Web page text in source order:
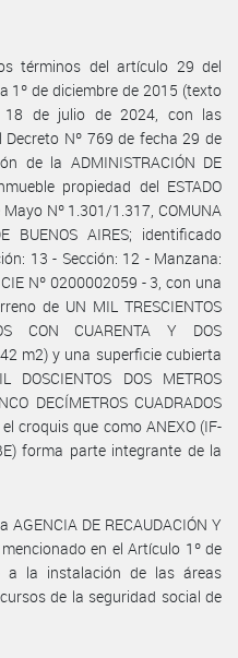
términos del artículo 29 del
1º de diciembre de 2015 (texto
de julio de 2024, con las
Nº 769 de fecha 29 de
de la ADMINISTRACIÓN DE
propiedad del ESTADO
Nº 1.301/1.317, COMUNA
BUENOS AIRES; identificado
13 - Sección: 12 - Manzana:
Nº 0200002059 - 3, con una
de UN MIL TRESCIENTOS
CON CUARENTA Y DOS
m2) y una superficie cubierta
DOS METROS
DECÍMETROS CUADRADOS
croquis que como ANEXO (IF-
forma parte integrante de la
DE RECAUDACIÓN Y
mencionado en el Artículo 1º de
a la instalación de las áreas
de la seguridad social de